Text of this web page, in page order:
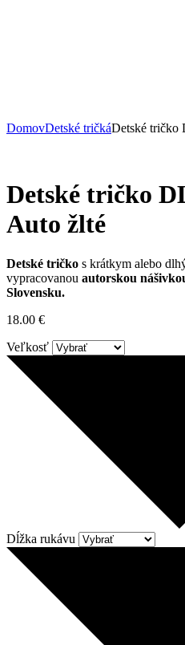
DomovDetské tričkáDetské tričko
Detské tričko
Auto žlté
Detské tričko s krátkym alebo
vypracovanou autorskou
Slovensku.
18.00 €
Veľkosť
Dĺžka rukávu